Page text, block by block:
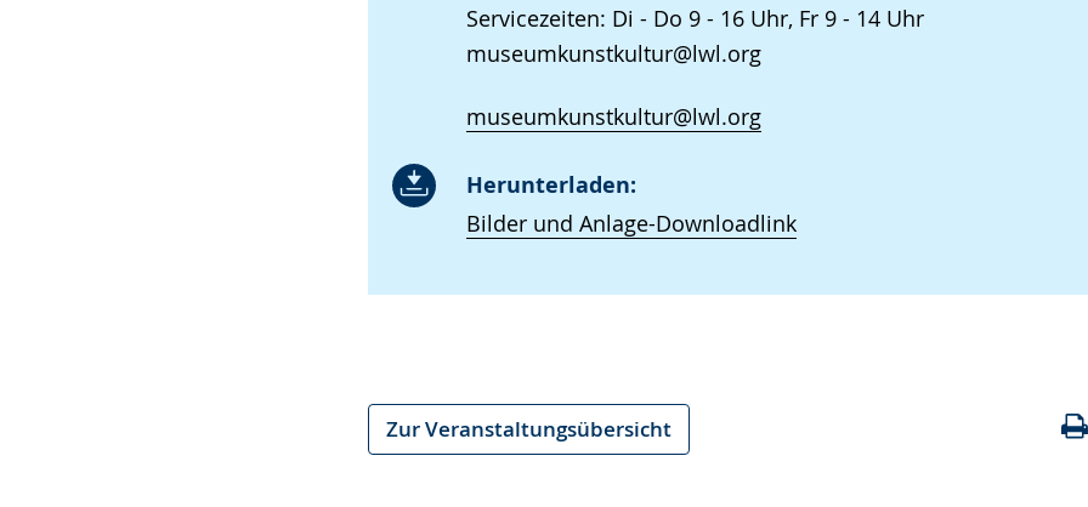
Servicezeiten: Di - Do 9 - 16 Uhr, Fr 9 - 14 Uhr
museumkunstkultur@lwl.org
museumkunstkultur@lwl.org
Herunterladen:
Bilder und Anlage-Downloadlink
Zur Veranstaltungsübersicht